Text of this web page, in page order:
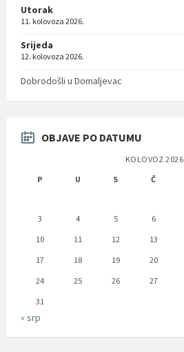
Utorak
11. kolovoza 2026.
Srijeda
12. kolovoza 2026.
Dobrodošli u Domaljevac
OBJAVE PO DATUMU
KOLOVOZ 2026
P
U S Č
3
4 5 6
10
11 12 13
17
18 19 20
24
25 26 27
31
« srp